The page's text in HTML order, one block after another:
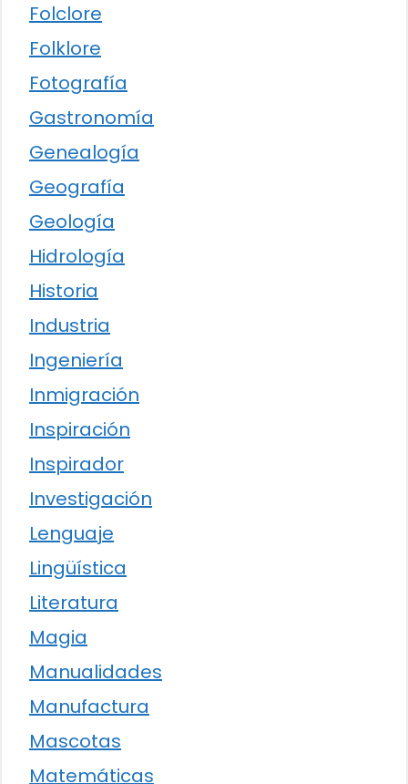
Folclore
Folklore
Fotografía
Gastronomía
Genealogía
Geografía
Geología
Hidrología
Historia
Industria
Ingeniería
Inmigración
Inspiración
Inspirador
Investigación
Lenguaje
Lingüística
Literatura
Magia
Manualidades
Manufactura
Mascotas
Matemáticas